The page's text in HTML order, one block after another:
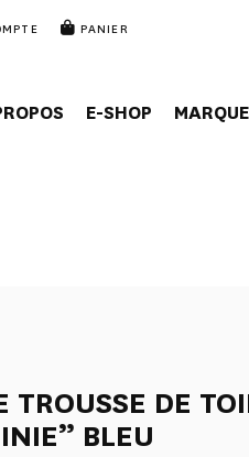
PANIER
E-SHOP
TROUSSE DE
BLEU